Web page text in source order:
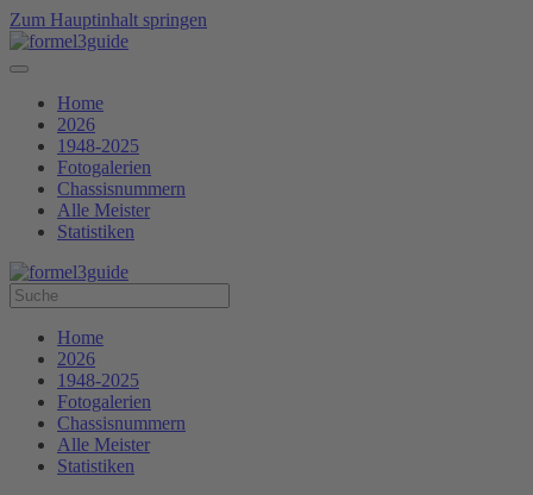
Zum Hauptinhalt springen
Home
2026
1948-2025
Fotogalerien
Chassisnummern
Alle Meister
Statistiken
Home
2026
1948-2025
Fotogalerien
Chassisnummern
Alle Meister
Statistiken